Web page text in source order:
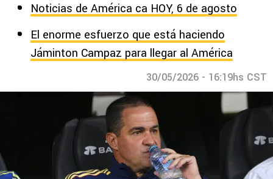
Noticias de América ca HOY, 6 de agosto
El enorme esfuerzo que está haciendo
Jáminton Campaz para llegar al América
30/05/2026 - 16:19hs CST